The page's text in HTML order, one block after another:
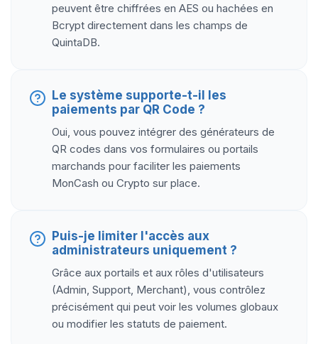
peuvent être chiffrées en AES ou hachées en
Bcrypt directement dans les champs de
QuintaDB.
Le système supporte-t-il les
paiements par QR Code ?
Oui, vous pouvez intégrer des générateurs de
QR codes dans vos formulaires ou portails
marchands pour faciliter les paiements
MonCash ou Crypto sur place.
Puis-je limiter l'accès aux
administrateurs uniquement ?
Grâce aux portails et aux rôles d'utilisateurs
(Admin, Support, Merchant), vous contrôlez
précisément qui peut voir les volumes globaux
ou modifier les statuts de paiement.